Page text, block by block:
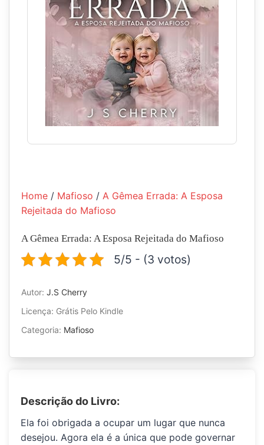
Home / Mafioso / A Gêmea Errada: A Esposa
Rejeitada do Mafioso
A Gêmea Errada: A Esposa Rejeitada do Mafioso
5/5 - (3 votos)
Autor: J.S Cherry
Licença: Grátis Pelo Kindle
Categoria: Mafioso
Descrição do Livro:
Ela foi obrigada a ocupar um lugar que nunca
desejou. Agora ela é a única que pode governar